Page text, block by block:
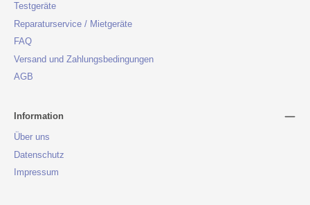
Testgeräte
Reparaturservice / Mietgeräte
FAQ
Versand und Zahlungsbedingungen
AGB
Information
Über uns
Datenschutz
Impressum